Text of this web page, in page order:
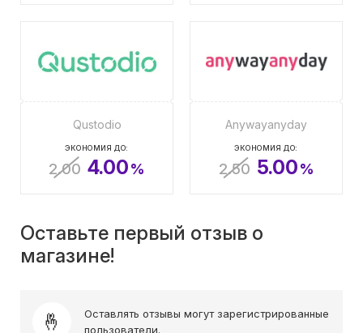
Qustodio
ЭКОНОМИЯ ДО:
2.00 4.00%
Anywayanyday
ЭКОНОМИЯ ДО:
2.50 5.00%
Оставьте первый отзыв о
магазине!
Оставлять отзывы могут зарегистрированные
пользователи.